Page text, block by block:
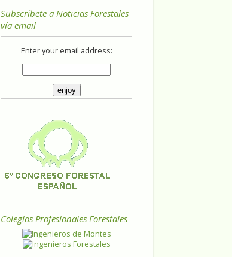
Subscríbete a Noticias Forestales
vía email
Enter your email address:
Colegios Profesionales Forestales